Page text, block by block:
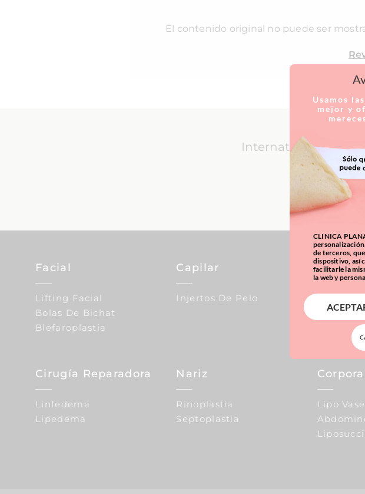
El contenido original no puede ser
International
Facial
Lifting Facial
Bolas De Bichat
Blefaroplastia
Cirugía Reparadora
Linfedema
Lipedema
Capilar
Injertos De Pelo
Nariz
Rinoplastia
Septoplastia
Pecho
Lipo
Usamos
mejor y
CLINICA
de terceros,
dispositivo, así
facilitarle la
la web y